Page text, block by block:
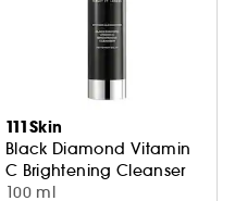
111Skin
Black Diamond Vitamin
C Brightening Cleanser
Limpiador Multiacción
100 ml